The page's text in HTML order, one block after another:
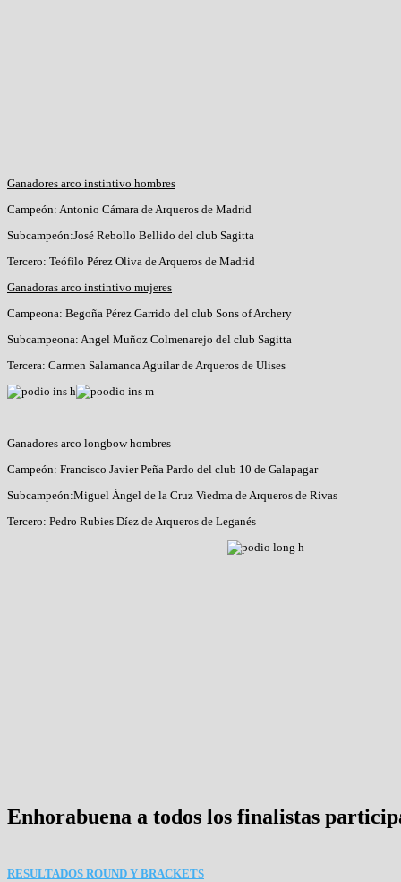
Ganadores arco instintivo hombres
Campeón: Antonio Cámara de Arqueros de Madrid
Subcampeón:José Rebollo Bellido del club Sagitta
Tercero: Teófilo Pérez Oliva de Arqueros de Madrid
Ganadoras arco instintivo mujeres
Campeona: Begoña Pérez Garrido del club Sons of Archery
Subcampeona: Angel Muñoz Colmenarejo del club Sagitta
Tercera: Carmen Salamanca Aguilar de Arqueros de Ulises
Ganadores arco longbow hombres
Campeón: Francisco Javier Peña Pardo del club 10 de Galapagar
Subcampeón:Miguel Ángel de la Cruz Viedma de Arqueros de Rivas
Tercero: Pedro Rubies Díez de Arqueros de Leganés
Enhorabuena a todos los finalistas
RESULTADOS ROUND Y BRACKETS